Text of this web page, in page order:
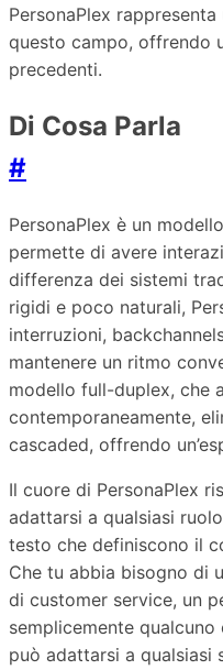
PersonaPlex
questo campo, offrendo
precedenti.
Di Cosa Parla
#
PersonaPlex è un
permette di avere
differenza dei sistemi
rigidi e poco naturali,
interruzioni,
mantenere un ritmo
modello full-duplex, che
contemporaneamente,
cascaded, offrendo
Il cuore di PersonaPlex
adattarsi a qualsiasi
testo che definiscono il
Che tu abbia bisogno di
di customer service, un
semplicemente qualcuno
può adattarsi a qualsiasi